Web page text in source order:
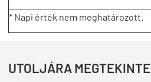
* Napi érték nem meghatározott.
UTOLJÁRA